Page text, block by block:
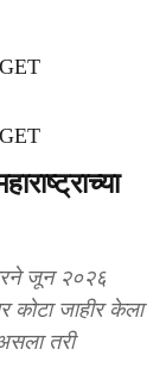
जून २०२६
कोटा जाहीर केला
तरी